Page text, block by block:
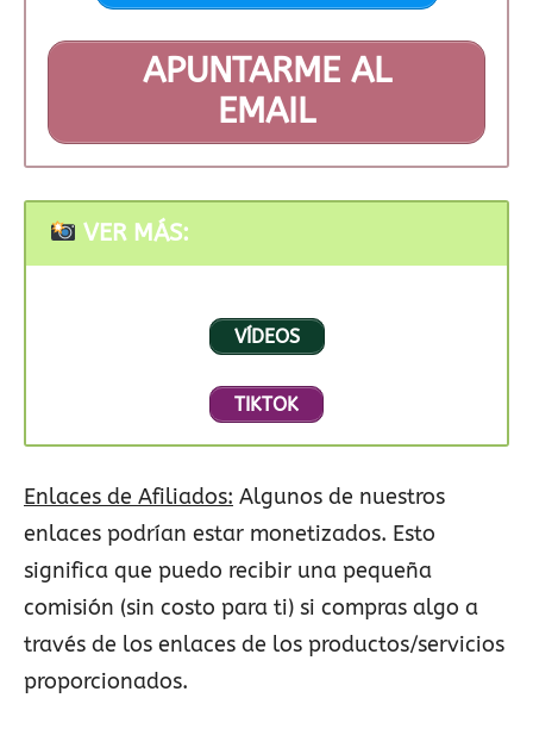
APUNTARME AL
EMAIL
VER MÁS:
VÍDEOS
TIKTOK
Enlaces de Afiliados: Algunos de nuestros
enlaces podrían estar monetizados. Esto
significa que puedo recibir una pequeña
comisión (sin costo para ti) si compras algo a
través de los enlaces de los productos/servicios
proporcionados.